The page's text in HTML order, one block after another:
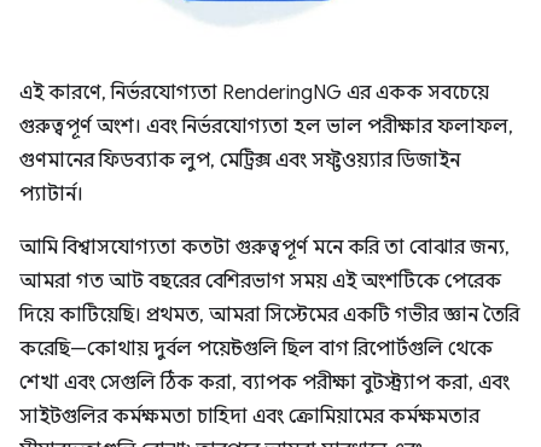
এই কারণে, নির্ভরযোগ্যতা RenderingNG এর একক সবচেয়ে
গুরুত্বপূর্ণ অংশ। এবং নির্ভরযোগ্যতা হল ভাল পরীক্ষার ফলাফল,
গুণমানের ফিডব্যাক লুপ, মেট্রিক্স এবং সফ্টওয়্যার ডিজাইন
প্যাটার্ন।
আমি বিশ্বাসযোগ্যতা কতটা গুরুত্বপূর্ণ মনে করি তা বোঝার জন্য,
আমরা গত আট বছরের বেশিরভাগ সময় এই অংশটিকে পেরেক
দিয়ে কাটিয়েছি। প্রথমত, আমরা সিস্টেমের একটি গভীর জ্ঞান তৈরি
করেছি—কোথায় দুর্বল পয়েন্টগুলি ছিল বাগ রিপোর্টগুলি থেকে
শেখা এবং সেগুলি ঠিক করা, ব্যাপক পরীক্ষা বুটস্ট্র্যাপ করা, এবং
সাইটগুলির কর্মক্ষমতা চাহিদা এবং ক্রোমিয়ামের কর্মক্ষমতার